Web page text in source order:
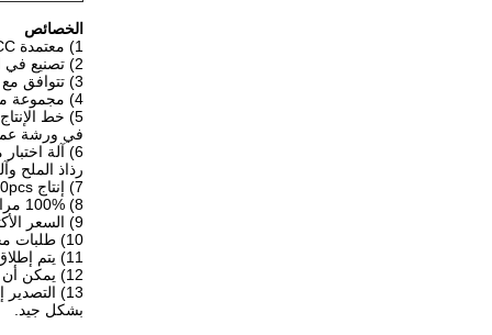
الخصائص
1) معتمدة CE، RoHS، CQC، CCC
2) تصنيع في الاتصالات الثقيلة أكثر من 7 سنوات
3) تتوافق مع نظام إدارة الجودة ISO 9001: 2008.
4) مجموعة متنوعة من إدخالات الاتصالات الثقيلة والمساكن على مئات النماذج.
في ورشة
6) آلة
رذاذ الملح
7) إنتاج 100,000pcs ~ 150,000pcs كل شهر
8) 100% مراقبة الجودة قبل التسليم.
9) السعر الأكثر تنافسية وفقا لمتطلبات العميل
10) طلبات مخصصة مرحب بها
11) يتم إطلاق نماذج جديدة كل شهر.
12) يمكن أن تستبدل الموصلات هارتينغ (32B) ، ILME، WEIDMULLER، (سيباس) ، (فينيكس) ، إلخ.
13)
بشكل جيد.